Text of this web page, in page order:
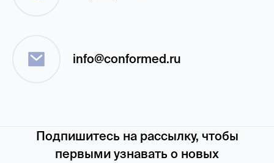
info@conformed.ru
Подпишитесь на рассылку, чтобы
первыми узнавать о новых